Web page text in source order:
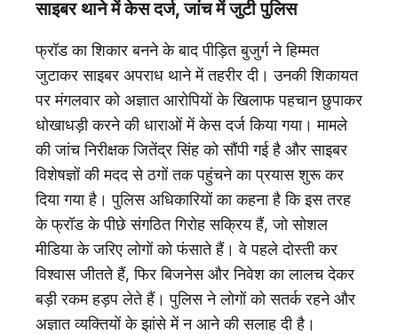
साइबर थाने में केस दर्ज, जांच में जुटी पुलिस
फ्रॉड का शिकार बनने के बाद पीड़ित बुजुर्ग ने हिम्मत
जुटाकर साइबर अपराध थाने में तहरीर दी। उनकी शिकायत
पर मंगलवार को अज्ञात आरोपियों के खिलाफ पहचान छुपाकर
धोखाधड़ी करने की धाराओं में केस दर्ज किया गया। मामले
की जांच निरीक्षक जितेंद्र सिंह को सौंपी गई है और साइबर
विशेषज्ञों की मदद से ठगों तक पहुंचने का प्रयास शुरू कर
दिया गया है। पुलिस अधिकारियों का कहना है कि इस तरह
के फ्रॉड के पीछे संगठित गिरोह सक्रिय हैं, जो सोशल
मीडिया के जरिए लोगों को फंसाते हैं। वे पहले दोस्ती कर
विश्वास जीतते हैं, फिर बिजनेस और निवेश का लालच देकर
बड़ी रकम हड़प लेते हैं। पुलिस ने लोगों को सतर्क रहने और
अज्ञात व्यक्तियों के झांसे में न आने की सलाह दी है।